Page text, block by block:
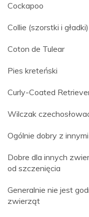
Cockapoo
Collie (szorstki i gładki)
Coton de Tulear
Pies kreteński
Curly-Coated
Wilczak
Ogólnie dobry z
Dobre dla innych
od szczenięcia
Generalnie nie jest
zwierząt